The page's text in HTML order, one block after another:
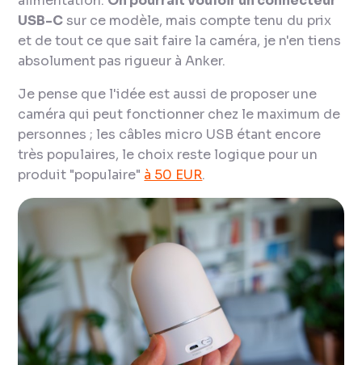
USB-Csur ce modèle, mais compte tenu du prix
et de tout ce que sait faire la caméra, je n'en tiens
absolument pas rigueur à Anker.
Je pense que l'idée est aussi de proposer une
caméra qui peut fonctionner chez le maximum de
personnes ; les câbles micro USB étant encore
très populaires, le choix reste logique pour un
produit "populaire" à 50 EUR.